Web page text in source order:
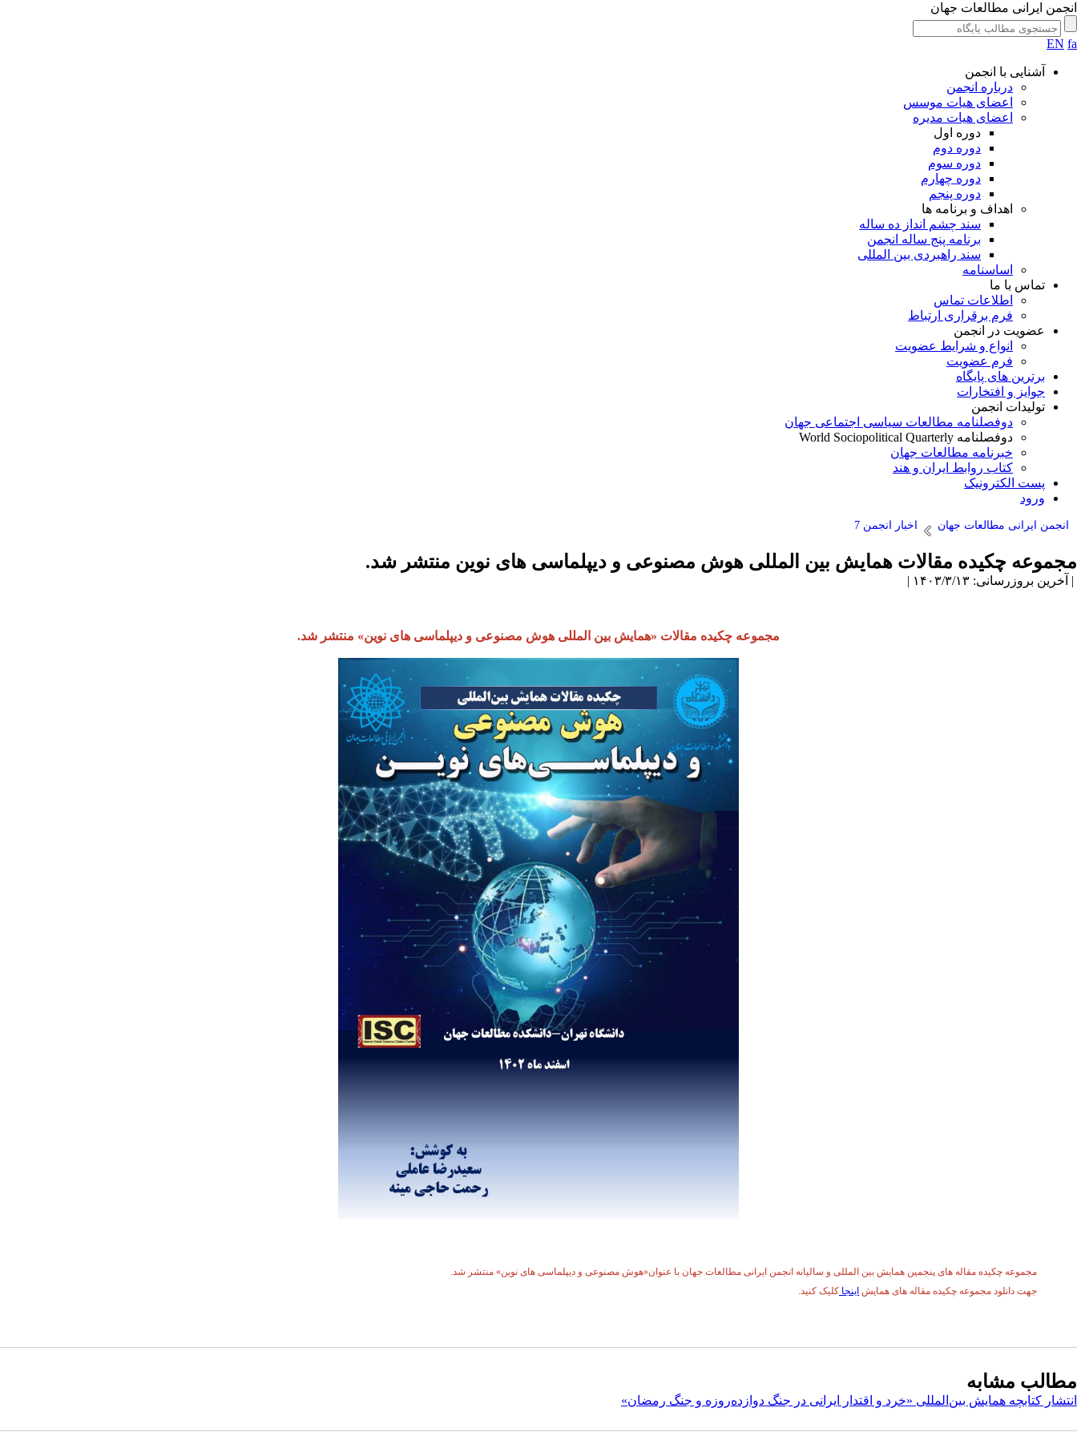
انجمن ایرانی مطالعات جهان
EN fa
آشنایی با انجمن
درباره انجمن
اعضای هیات موسس
اعضای هیات مدیره
دوره اول
دوره دوم
دوره سوم
دوره چهارم
دوره پنجم
اهداف و برنامه ها
سند چشم انداز ده ساله
برنامه پنج ساله انجمن
سند راهبردی بین المللی
اساسنامه
تماس با ما
اطلاعات تماس
فرم برقراری ارتباط
عضویت در انجمن
انواع و شرایط عضویت
فرم عضویت
برترین های پایگاه
جوایز و افتخارات
تولیدات انجمن
دوفصلنامه مطالعات سیاسی اجتماعی جهان
دوفصلنامه World Sociopolitical Quarterly
خبرنامه مطالعات جهان
کتاب روابط ایران و هند
پست الکترونیک
ورود
انجمن ایرانی مطالعات جهان اخبار انجمن 7
مجموعه چکیده مقالات همایش بین المللی هوش مصنوعی و دیپلماسی های نوین منتشر شد.
| آخرین بروزرسانی: ۱۴۰۳/۳/۱۳ |
مجموعه چکیده مقالات «همایش بین المللی هوش مصنوعی و دیپلماسی های نوین» منتشر شد.
مجموعه چکیده مقاله های پنجمین همایش بین المللی و سالیانه انجمن ایرانی مطالعات جهان با عنوان«هوش مصنوعی و دیپلماسی های نوین» منتشر شد.
جهت دانلود مجموعه چکیده مقاله های همایش اینجا کلیک کنید.
مطالب مشابه
انتشار کتابچه همایش بین‌المللی «خرد و اقتدار ایرانی در جنگ دوازده‌روزه و جنگ رمضان»